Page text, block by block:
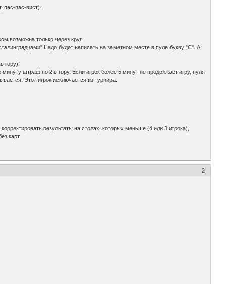
пас-пас-вист).
возможна только через круг.
будет написать на заметном месте в пуле букву "С". А
гору).
штраф по 2 в гору. Если игрок более 5 минут не продолжает игру, пуля
Этот игрок исключается из турнира.
результаты на столах, которых меньше (4 или 3 игрока),
карт.
2